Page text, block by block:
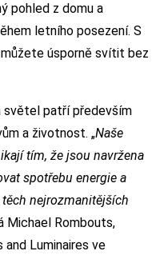
pohled z domu a
letního posezení. S
úsporně svítit bez
světel patří především
a životnost. „Naše
tím, že jsou navržena
spotřebu energie a
nejrozmanitějších
Michael Rombouts,
and Luminaires ve